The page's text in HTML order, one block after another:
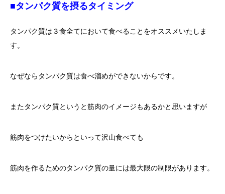
■タンパク質を摂るタイミング
タンパク質は３食全てにおいて食べることをオススメいたしま
す。
なぜならタンパク質は食べ溜めができないからです。
またタンパク質というと筋肉のイメージもあるかと思いますが
筋肉をつけたいからといって沢山食べても
筋肉を作るためのタンパク質の量には最大限の制限があります。